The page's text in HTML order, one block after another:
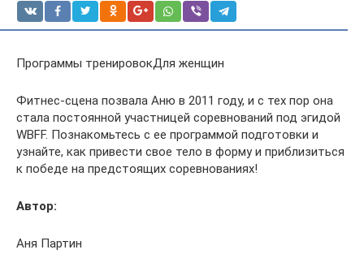
Программы тренировокДля женщин
Фитнес-сцена позвала Аню в 2011 году, и с тех пор она
стала постоянной участницей соревнований под эгидой
WBFF. Познакомьтесь с ее программой подготовки и
узнайте, как привести свое тело в форму и приблизиться
к победе на предстоящих соревнованиях!
Автор:
Аня Партин